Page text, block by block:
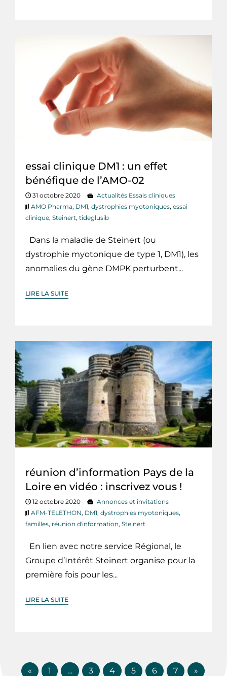
essai clinique DM1 : un effet
bénéfique de l’AMO-02
31 octobre 2020
Actualités Essais cliniques
AMO Pharma, DM1, dystrophies myotoniques, essai
clinique, Steinert, tideglusib
Dans la maladie de Steinert (ou
dystrophie myotonique de type 1, DM1), les
anomalies du gène DMPK perturbent...
LIRE LA SUITE
réunion d’information Pays de la
Loire en vidéo : inscrivez vous !
12 octobre 2020
Annonces et invitations
AFM-TELETHON, DM1, dystrophies myotoniques,
familles, réunion d'information, Steinert
En lien avec notre service Régional, le
Groupe d’Intérêt Steinert organise pour la
première fois pour les...
LIRE LA SUITE
« 1 … 3 4 5 6 7 »